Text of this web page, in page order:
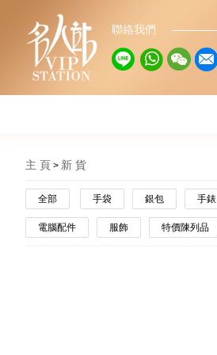
聯絡我們
主 頁 新 貨
全部 手袋 銀包 手錶
電腦配件 服飾 特價陳列品